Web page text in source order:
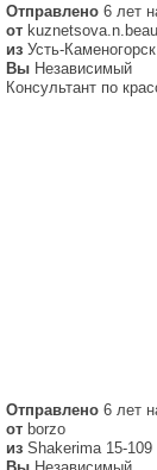
Отправлено 6 лет
от
из Усть-Каменогорск
Вы Независимый
Консультант по
Отправлено 6 лет
от borzo
из Shakerima 15-109
Вы Независимый